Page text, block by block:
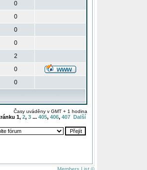
0
0
0
0
2
0
0
Časy uváděny v GMT + 1 hodina
1, 2, 3 ... 405, 406, 407 Další